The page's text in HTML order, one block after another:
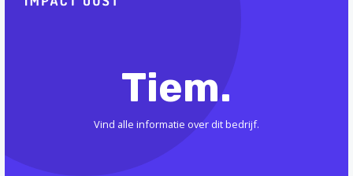
Tiem.
Vind alle informatie over dit bedrijf.